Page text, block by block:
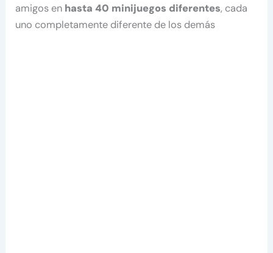
amigos en hasta 40 minijuegos diferentes, cada
uno completamente diferente de los demás